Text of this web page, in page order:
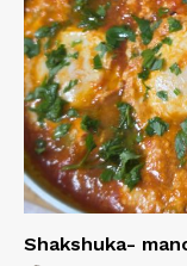
Shakshuka-